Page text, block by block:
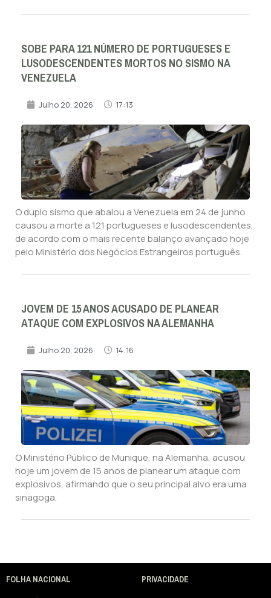
SOBE PARA 121 NÚMERO DE PORTUGUESES E
LUSODESCENDENTES MORTOS NO SISMO NA
VENEZUELA
Julho 20, 2026 17:13
O duplo sismo que abalou a Venezuela em 24 de junho
causou a morte a 121 portugueses e lusodescendentes,
de acordo com o mais recente balanço avançado hoje
pelo Ministério dos Negócios Estrangeiros português.
JOVEM DE 15 ANOS ACUSADO DE PLANEAR
ATAQUE COM EXPLOSIVOS NA ALEMANHA
Julho 20, 2026 14:16
O Ministério Público de Munique, na Alemanha, acusou
hoje um jovem de 15 anos de planear um ataque com
explosivos, afirmando que o seu principal alvo era uma
sinagoga.
FOLHA NACIONAL PRIVACIDADE